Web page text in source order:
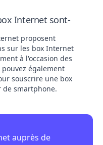
Internet sont-
proposent
sur les box Internet
à l'occasion des
également
souscrire une box
smartphone.
auprès de